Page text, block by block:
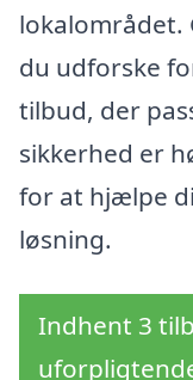
lokalområdet.
du udforske
tilbud, der
sikkerhed er
for at hjælpe
løsning.
Indhent 3